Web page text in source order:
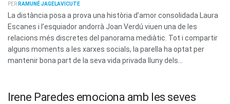
PER RAMUNÉ JAGELAVICUTE
La distància posa a prova una història d’amor consolidada Laura
Escanes i l’esquiador andorrà Joan Verdú viuen una de les
relacions més discretes del panorama mediàtic. Tot i compartir
alguns moments a les xarxes socials, la parella ha optat per
mantenir bona part de la seva vida privada lluny dels...
Irene Paredes emociona amb les seves